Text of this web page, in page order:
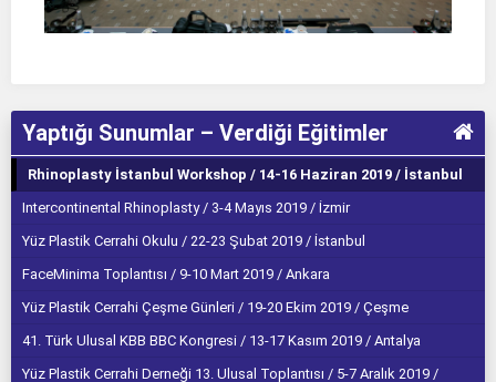
Yaptığı Sunumlar – Verdiği Eğitimler
Rhinoplasty İstanbul Workshop / 14-16 Haziran 2019 / İstanbul
Intercontinental Rhinoplasty / 3-4 Mayıs 2019 / İzmir
Yüz Plastik Cerrahi Okulu / 22-23 Şubat 2019 / İstanbul
FaceMinima Toplantısı / 9-10 Mart 2019 / Ankara
Yüz Plastik Cerrahi Çeşme Günleri / 19-20 Ekim 2019 / Çeşme
41. Türk Ulusal KBB BBC Kongresi / 13-17 Kasım 2019 / Antalya
Yüz Plastik Cerrahi Derneği 13. Ulusal Toplantısı / 5-7 Aralık 2019 /